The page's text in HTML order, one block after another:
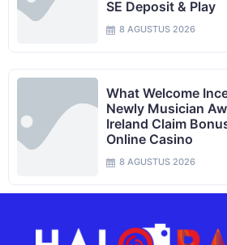
SE Deposit & Play
8 AGUSTUS 2026
What Welcome
Newly Musician
Ireland Claim
Online Casino
8 AGUSTUS 2026